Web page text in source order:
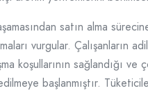
satın alma
vurgular. Çalışanların adil
koşullarının sağlandığı ve
başlanmıştır.